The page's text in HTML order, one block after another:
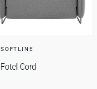
SOFTLINE
Fotel Cord